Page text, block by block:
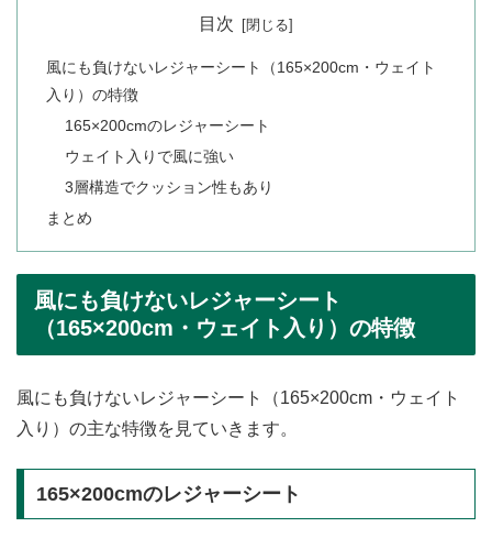
目次
風にも負けないレジャーシート（165×200cm・ウェイト
入り）の特徴
165×200cmのレジャーシート
ウェイト入りで風に強い
3層構造でクッション性もあり
まとめ
風にも負けないレジャーシート
（165×200cm・ウェイト入り）の特徴
風にも負けないレジャーシート（165×200cm・ウェイト
入り）の主な特徴を見ていきます。
165×200cmのレジャーシート